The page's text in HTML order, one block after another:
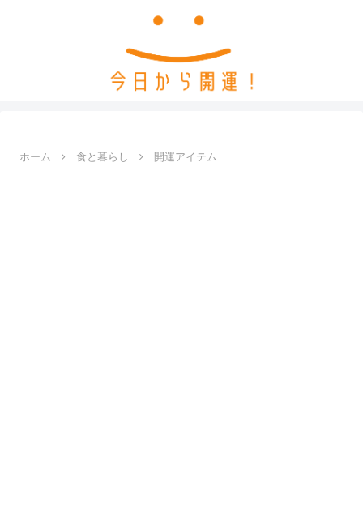
ホーム 食と暮らし 開運アイテム